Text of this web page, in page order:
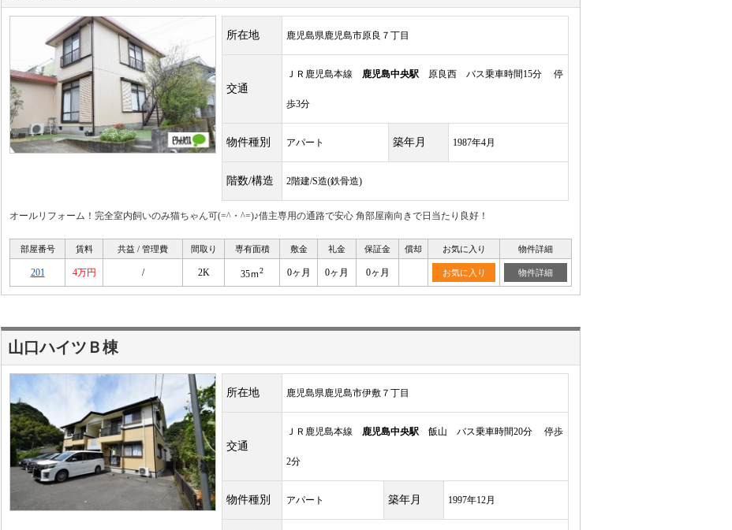
所在地 鹿児島県鹿児島市原良７丁目
交通
ＪＲ鹿児島本線 鹿児島中央駅 原良西 バス乗車時間15分 停
歩3分
物件種別 アパート 築年月 1987年4月
階数/構造 2階建/S造(鉄骨造)
オールリフォーム！完全室内飼いのみ猫ちゃん可(=^・^=)♪借主専用の通路で安心 角部屋南向きで日当たり良好！
部屋番号 賃料 共益 / 管理費 間取り 専有面積 敷金 礼金 保証金 償却 お気に入り 物件詳細
201 4万円 / 2K 35ｍ2 0ヶ月 0ヶ月 0ヶ月 お気に入り 物件詳細
山口ハイツＢ棟
所在地 鹿児島県鹿児島市伊敷７丁目
交通
ＪＲ鹿児島本線 鹿児島中央駅 飯山 バス乗車時間20分 停歩
2分
物件種別 アパート 築年月 1997年12月